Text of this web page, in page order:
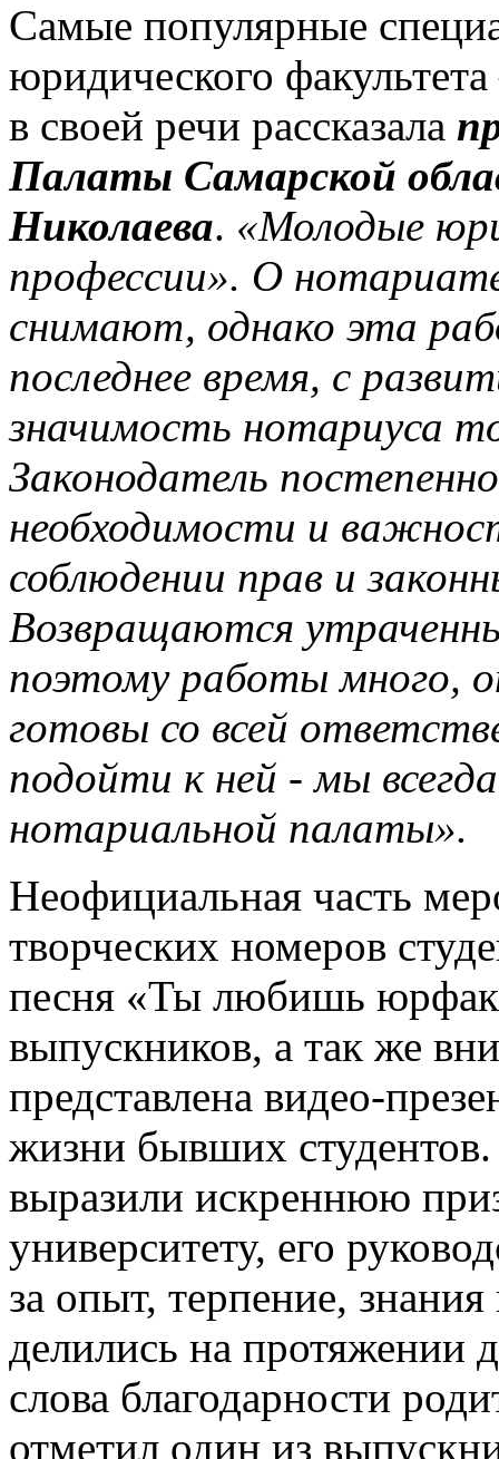
Самые популярные
юридического
в своей речи рассказала
Палаты Самарской
Николаева. «Молодые
профессии». О
снимают, однако эта
последнее время, с
значимость нотариуса
Законодатель
необходимости и
соблюдении прав и
Возвращаются
поэтому работы много,
готовы со всей
подойти к ней - мы
нотариальной палаты».
Неофициальная часть
творческих номеров
песня «Ты любишь
выпускников, а так же
представлена видео-
жизни бывших
выразили искреннюю
университету, его
за опыт, терпение,
делились на протяжении
слова благодарности
отметил один из